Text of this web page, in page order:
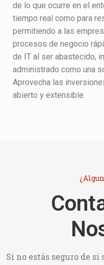
de lo que ocurre en el
tiempo real como para
permitiendo a las
procesos de negocio
de IT al ser abastecido,
administrado como una
Aprovecha las
abierto y extensible.
Si no estás seguro de si